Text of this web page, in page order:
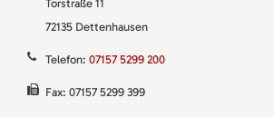
Torstraße 11
72135 Dettenhausen
Telefon: 07157 5299 200
Fax: 07157 5299 399